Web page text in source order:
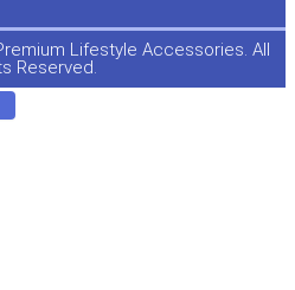
-
f
Lifestyle Accessories. All
Reserved.